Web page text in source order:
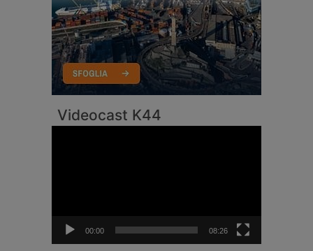
Videocast K44
00:00 08:26